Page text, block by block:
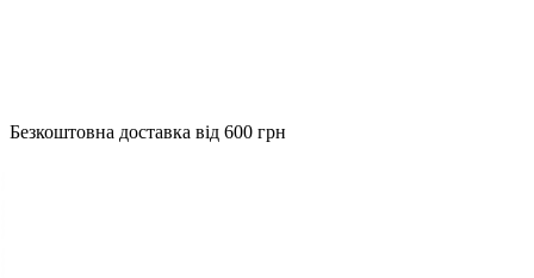
Безкоштовна доставка від 600 грн